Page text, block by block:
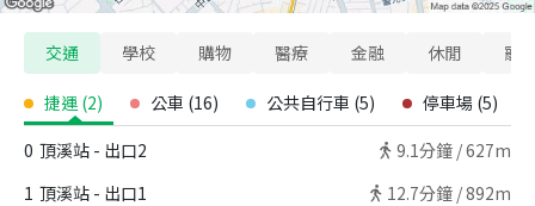
交通 學校 購物 醫療 金融 休閒 寵
捷運 (2) 公車 (16) 公共自行車 (5) 停車場 (5)
0 頂溪站 - 出口2 9.1分鐘 /627m
1 頂溪站 - 出口1 12.7分鐘 /892m